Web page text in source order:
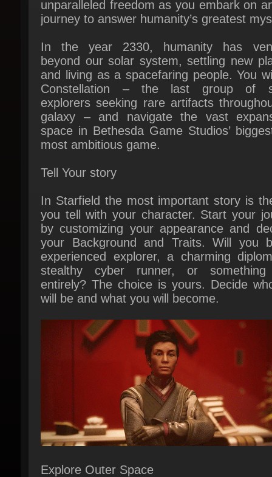
In the year 2330, humanity has
beyond our solar system, settling new
and living as a spacefaring people. You
Constellation – the last group of
explorers seeking rare artifacts
galaxy – and navigate the vast
space in Bethesda Game Studios’
most ambitious game.
Tell Your story
In Starfield the most important story is
you tell with your character. Start your
your Background and Traits. Will you
experienced explorer, a charming
stealthy cyber runner, or something
entirely? The choice is yours. Decide
will be and what you will become.
Explore Outer Space
than 1000 planets. Navigate bustling